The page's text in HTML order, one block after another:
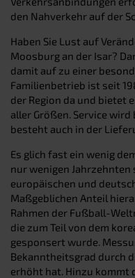
den Nahverkehr auf der
Haben Sie Lust auf
Moosburg an der Isar?
damit auf zu einer
Familienbetrieb ist seit
der Region da und bietet
aller Größen. Service
besteht auch in der
Es glich fast ein wenig
nur wenigen
europäischen und
Maßgeblichen Anteil
Rahmen der Fußball-
die zum Teil von dem
gesponsert wurde.
Bekanntheitsgrad durch
erhöht hat. Hinzu kommt